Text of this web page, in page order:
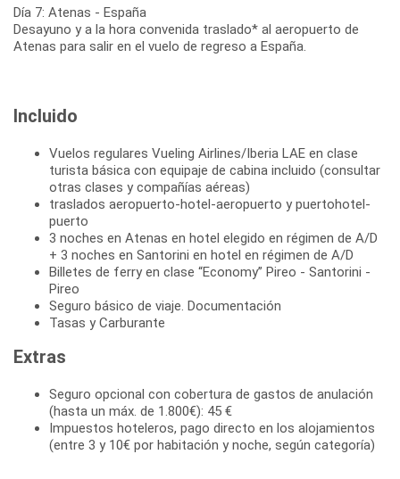
Día 7: Atenas - España
Desayuno y a la hora convenida traslado* al aeropuerto de
Incluido
Vuelos regulares Vueling Airlines/Iberia LAE en clase
turista básica con equipaje de cabina incluido (consultar
otras clases y compañías aéreas)
traslados aeropuerto-hotel-aeropuerto y puertohotel-
puerto
3 noches en Atenas en hotel elegido en régimen de A/D
+ 3 noches en Santorini en hotel en régimen de A/D
Billetes de ferry en clase “Economy” Pireo - Santorini -
Pireo
Seguro básico de viaje. Documentación
Tasas y Carburante
Extras
Seguro opcional con cobertura de gastos de anulación
(hasta un máx. de 1.800€): 45 €
Impuestos hoteleros, pago directo en los alojamientos
(entre 3 y 10€ por habitación y noche, según categoría)